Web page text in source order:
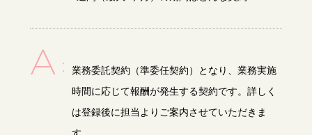
業務委託契約（準委任契約）となり、業務実施
時間に応じて報酬が発生する契約です。詳しく
は登録後に担当よりご案内させていただきま
す。